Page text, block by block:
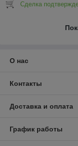
Сделка
О нас
Контакты
Доставка и оплата
График работы